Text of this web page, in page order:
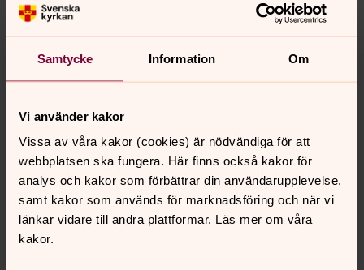
Samtycke Information Om
Vi använder kakor
Vissa av våra kakor (cookies) är nödvändiga för att
webbplatsen ska fungera. Här finns också kakor för
analys och kakor som förbättrar din användarupplevelse,
samt kakor som används för marknadsföring och när vi
länkar vidare till andra plattformar. Läs mer om våra
kakor.
Kristina Hansson
Pedagog
Direkt:0320-182 40Mobil: 073-051 85 21
E-post:kristina.hansson@svenskakyrkan.se